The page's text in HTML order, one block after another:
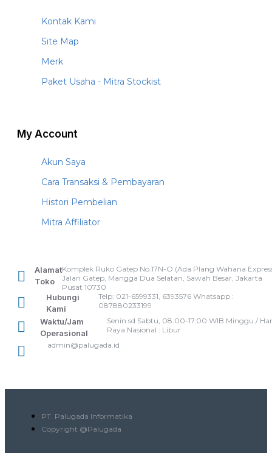
Kontak Kami
Site Map
Merk
Paket Usaha - Mitra Stockist
My Account
Akun Saya
Cara Transaksi & Pembayaran
Histori Pembelian
Mitra Affiliator
Alamat
Toko
Komplek Ruko Gatep No.17N-O (Ada Plang Wahana
Jalan Gatep, Mangga Dua Selatan, Sawah Besar, Jakarta
Pusat 10730
Hubungi
Kami
Telp: 021-6599331, 6393576 Whatsapp :
087880233199
Waktu/Jam
Operasional
Senin sd Sabtu, 08.00-17.00 WIB Minggu /
Raya Nasional : Libur
admin@palugada.id
PT. Palugada Informatika
Copyright @Palugada